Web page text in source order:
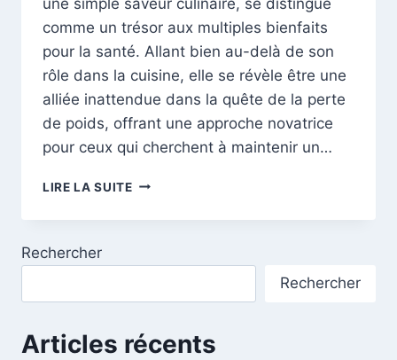
comme un trésor aux multiples bienfaits
pour la santé. Allant bien au-delà de son
rôle dans la cuisine, elle se révèle être une
alliée inattendue dans la quête de la perte
de poids, offrant une approche novatrice
pour ceux qui cherchent à maintenir un…
LIRE LA SUITELES
DE
SANTÉ
ET
Rechercher
Rechercher
Articles récents